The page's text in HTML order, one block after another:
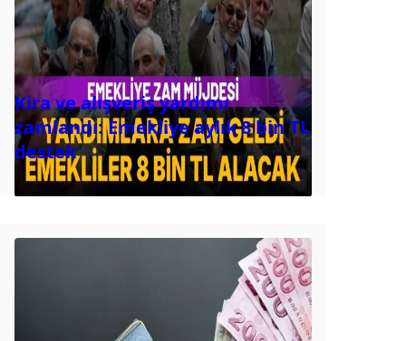
Kira ve alışveriş yardımı
zamlandı: Emekliye aylık 8 bin TL
destek